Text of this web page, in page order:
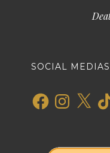
SOCIAL MEDIAS
FacebookInstagram
X